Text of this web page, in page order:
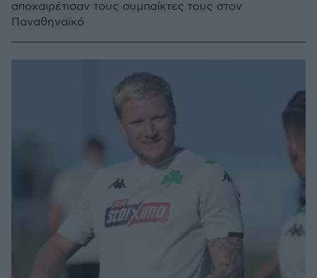
αποχαιρέτισαν τους συμπαίκτες τους στον
Παναθηναϊκό